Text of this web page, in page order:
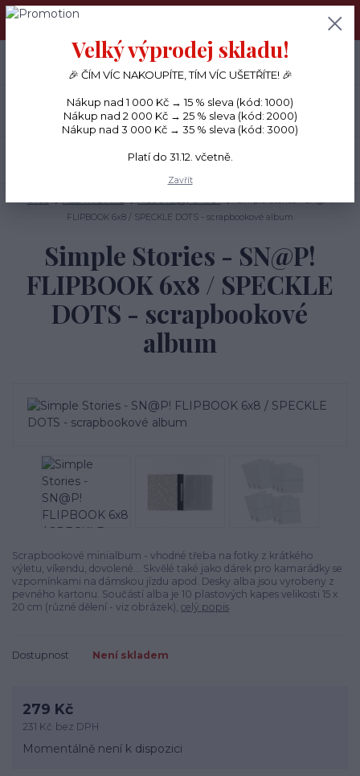
PŘÁNÍČKA a PAPÍROVÉ DÁRKY odesílám každý den, KREATIVNÍ
Menu
CZK
+420 734 380 930
(Po-Ne, 8-20 hod.)
FLIPBOOK 6x8 / SPECKLE DOTS - scrapbookové album
Simple Stories - SN@P!
FLIPBOOK 6x8 / SPECKLE
DOTS - scrapbookové
album
Scrapbookové minialbum - vhodné třeba na fotky z krátkého
výletu, víkendu, dovolené... Skvělé také jako dárek pro kamarádky se
vzpomínkami na dámskou jízdu apod. Desky alba jsou vyrobeny z
pevného kartonu. Součástí alba je 10 plastových kapes velikosti 15 x
20 cm (různé dělení - viz obrázek), celý popis
Dostupnost Není skladem
279 Kč
231 Kč bez DPH
Momentálně není k dispozici
Velký výprodej skladu!
🎉 ČÍM VÍC NAKOUPÍTE, TÍM VÍC UŠETŘÍTE! 🎉
Nákup nad 1 000 Kč → 15 % sleva (kód: 1000)
Nákup nad 2 000 Kč → 25 % sleva (kód: 2000)
Nákup nad 3 000 Kč → 35 % sleva (kód: 3000)
Platí do 31.12. včetně.
Zavřít